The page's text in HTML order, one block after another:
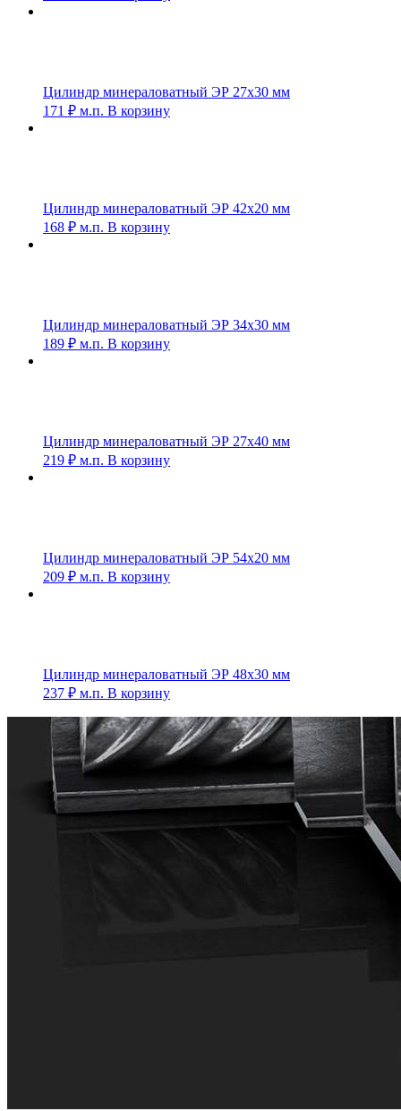
Цилиндр минераловатный ЭР 27х30 мм
171 ₽ м.п. В корзину
Цилиндр минераловатный ЭР 42х20 мм
168 ₽ м.п. В корзину
Цилиндр минераловатный ЭР 34х30 мм
189 ₽ м.п. В корзину
Цилиндр минераловатный ЭР 27х40 мм
219 ₽ м.п. В корзину
Цилиндр минераловатный ЭР 54х20 мм
209 ₽ м.п. В корзину
Цилиндр минераловатный ЭР 48х30 мм
237 ₽ м.п. В корзину